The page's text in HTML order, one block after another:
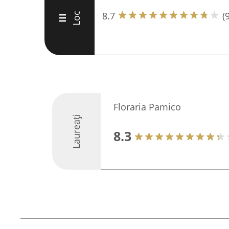
III Loc
8.7
Laureați
Floraria Pamico
8.3